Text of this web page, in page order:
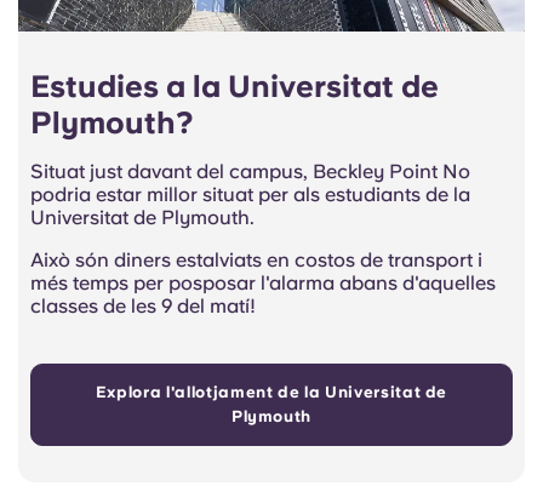
Estudies a la Universitat de
Plymouth?
Situat just davant del campus, Beckley Point No
podria estar millor situat per als estudiants de la
Universitat de Plymouth.
Això són diners estalviats en costos de transport i
més temps per posposar l'alarma abans d'aquelles
classes de les 9 del matí!
Explora l'allotjament de la Universitat de
Plymouth